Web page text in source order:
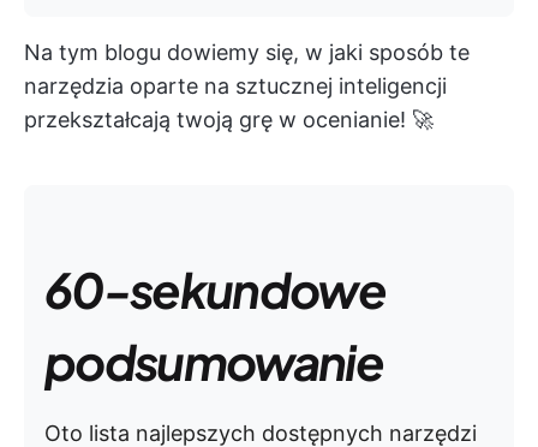
Na tym blogu dowiemy się, w jaki sposób te
narzędzia oparte na sztucznej inteligencji
przekształcają twoją grę w ocenianie! 🚀
60-sekundowe
podsumowanie
Oto lista najlepszych dostępnych narzędzi